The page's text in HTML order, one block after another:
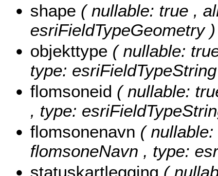
shape ( nullable: true ,
esriFieldTypeGeometry )
objekttype ( nullable:
type:
flomsoneid ( nullable:
, type:
flomsonenavn (
flomsoneNavn , type:
statuskartlegging (